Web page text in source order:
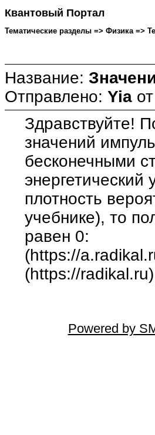
Квантовый Портал
Тематические разделы => Физика =>
Название:
Отправлено: Yia от
Здравствуйте!
значений
бесконечными
плотность
учебнике), то
равен 0:
(https://
(https://radikal.ru)
Powered by